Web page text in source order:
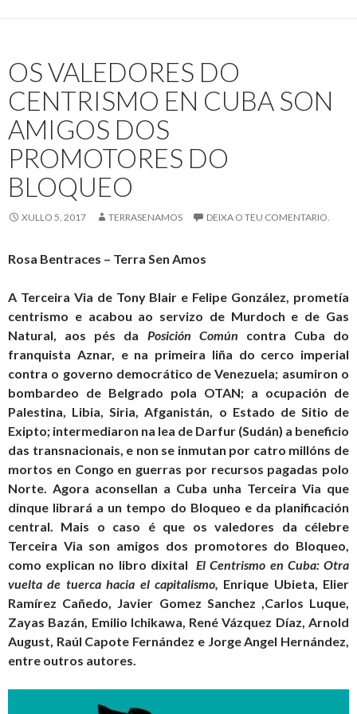
Cabalo
de
Troia
imperial
OS VALEDORES DO
CENTRISMO EN CUBA SON
AMIGOS DOS
PROMOTORES DO
BLOQUEO
XULLO 5, 2017 TERRASENAMOS DEIXA O TEU COMENTARIO.
Rosa Bentraces – Terra Sen Amos
A Terceira Via de Tony Blair e Felipe González, prometía
centrismo e acabou ao servizo de Murdoch e de Gas
Natural, aos pés da Posición Común contra Cuba do
franquista Aznar, e na primeira liña do cerco imperial
contra o governo democrático de Venezuela; asumiron o
bombardeo de Belgrado pola OTAN; a ocupación de
Palestina, Libia, Siria, Afganistán, o Estado de Sitio de
Exipto; intermediaron na lea de Darfur (Sudán) a beneficio
das transnacionais, e non se inmutan por catro millóns de
mortos en Congo en guerras por recursos pagadas polo
Norte. Agora aconsellan a Cuba unha Terceira Via que
dinque librará a un tempo do Bloqueo e da planificación
central. Mais o caso é que os valedores da célebre
Terceira Via son amigos dos promotores do Bloqueo,
como explican no libro dixitalEl Centrismo en Cuba: Otra
vuelta de tuerca hacia el capitalismo, Enrique Ubieta, Elier
Ramírez Cañedo, Javier Gomez Sanchez ,Carlos Luque,
Zayas Bazán, Emilio Ichikawa, René Vázquez Díaz, Arnold
August, Raúl Capote Fernández e Jorge Angel Hernández,
entre outros autores.